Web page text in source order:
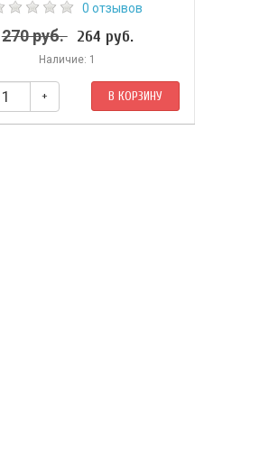
0 отзывов
270 руб.264 руб.
Наличие: 1
+ В КОРЗИНУ